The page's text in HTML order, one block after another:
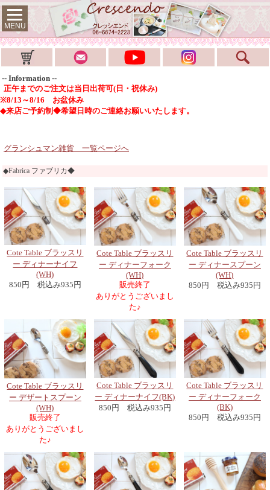
MENU
-- Information --
正午までのご注文は当日出荷可(日・祝休み)
※8/13～8/16 お盆休み
◆来店ご予約制◆希望日時のご連絡お願いいたします。
グランシュマン雑貨 一覧ページへ
◆Fabrica ファブリカ◆
Cote Table ブラッスリ
ー ディナーナイフ
(WH)
850円 税込み935円
Cote Table ブラッスリ
ー ディナーフォーク
(WH)
販売終了
ありがとうございまし
た♪
Cote Table ブラッスリ
ー ディナースプーン
(WH)
850円 税込み935円
Cote Table ブラッスリ
ー デザートスプーン
(WH)
販売終了
ありがとうございまし
た♪
Cote Table ブラッスリ
ー ディナーナイフ(BK)
850円 税込み935円
Cote Table ブラッスリ
ー ディナーフォーク
(BK)
850円 税込み935円